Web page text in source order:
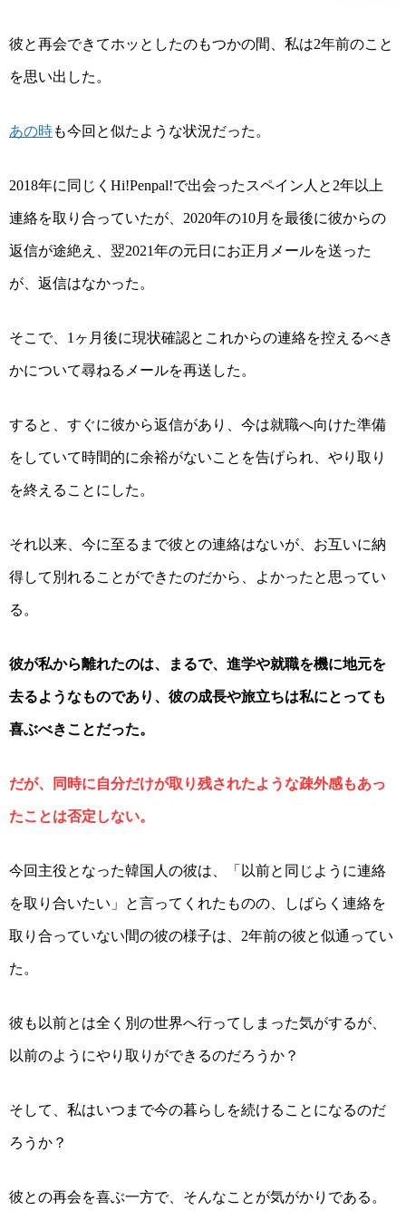
彼と再会できてホッとしたのもつかの間、私は2年前のこと
を思い出した。
あの時も今回と似たような状況だった。
2018年に同じく Hi!Penpal!で出会ったスペイン人と 2年以上
連絡を取り合っていたが、
2020年の10月を最後に彼からの
返信が途絶え、翌2021年の元日にお正月メールを送った
が、返信はなかった。
そこで、 1 ヶ月後に現状確認とこれからの連絡を控えるべき
かについて尋ねるメールを再送した。
すると、すぐに彼から返信があり、今は就職へ向けた準備
をしていて時間的に余裕がないことを告げられ、やり取り
を終えることにした。
それ以来、今に至るまで彼との連絡はないが、お互いに納
得して別れることができたのだから、よかったと思ってい
る。
彼が私から離れたのは、まるで、進学や就職を機に地元を
去るようなものであり、彼の成長や旅立ちは私にとっても
喜ぶべきことだった。
だが、同時に自分だけが取り残されたような疎外感もあっ
たことは否定しない。
今回主役となった韓国人の彼は、「以前と同じように連絡
を取り合いたい」と言ってくれたものの、しばらく連絡を
取り合っていない間の彼の様子は、
2年前の彼と似通ってい
た。
彼も以前とは全く別の世界へ行ってしまった気がするが、
以前のようにやり取りができるのだろうか？
そして、私はいつまで今の暮らしを続けることになるのだ
ろうか？
彼との再会を喜ぶ一方で、そんなことが気がかりである。